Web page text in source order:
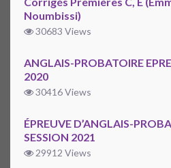
Noumbissi)
30683 Views
ANGLAIS-PROBATOIRE
2020
30416 Views
ÉPREUVE D’ANGLAIS-
SESSION 2021
29912 Views